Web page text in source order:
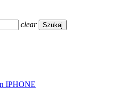
clear Szukaj
IPHONE